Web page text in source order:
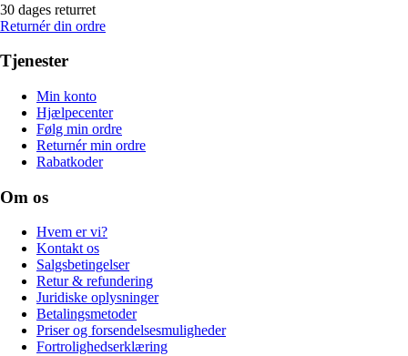
30 dages returret
Returnér din ordre
Tjenester
Min konto
Hjælpecenter
Følg min ordre
Returnér min ordre
Rabatkoder
Om os
Hvem er vi?
Kontakt os
Salgsbetingelser
Retur & refundering
Juridiske oplysninger
Betalingsmetoder
Priser og forsendelsesmuligheder
Fortrolighedserklæring